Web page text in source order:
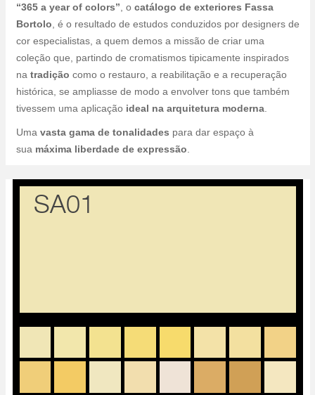
“365 a year of colors” , o catálogo de exteriores Fassa
Bortolo , é o resultado de estudos conduzidos por designers de
cor especialistas, a quem demos a missão de criar uma
coleção que, partindo de cromatismos tipicamente inspirados
na tradição como o restauro, a reabilitação e a recuperação
histórica, se ampliasse de modo a envolver tons que também
tivessem uma aplicação ideal na arquitetura moderna.
Uma vasta gama de tonalidades para dar espaço à
sua máxima liberdade de expressão
SA01